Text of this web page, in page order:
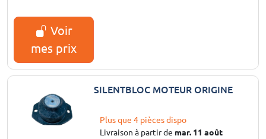
Voir
mes prix
SILENTBLOC MOTEUR ORIGINE
Plus que 4 pièces dispo
Livraison à partir de mar. 11 août